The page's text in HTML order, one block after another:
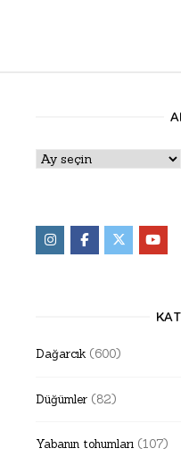
Arşivler
Dağarcık (600)
Düğümler (82)
Yabanın tohumları (107)